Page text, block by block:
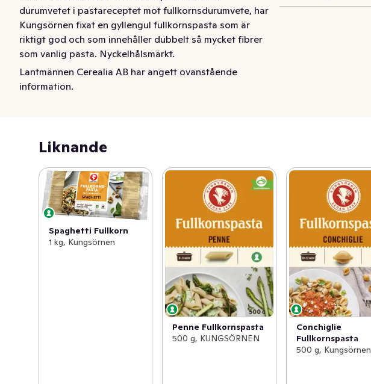
durumvetet i pastareceptet mot fullkornsdurumvete, har
Kungsörnen fixat en gyllengul fullkornspasta som är
riktigt god och som innehåller dubbelt så mycket fibrer
som vanlig pasta. Nyckelhålsmärkt.
För dig som älskar Kungsörnens makaroner men
samtidigt vill få i dig alla nyttiga fördelar som fullkorn
fullkornsdurumvete, och dessutom är den
Lantmännen Cerealia AB har angett ovanstående
information.
Liknande
Spaghetti Fullkorn
1 kg, Kungsörnen
Penne Fullkornspasta
500 g, KUNGSÖRNEN
Conchiglie
Fullkornspasta
500 g, Kungsörnen